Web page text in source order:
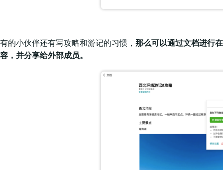
有的小伙伴还有写攻略和游记的习惯， 那么可以通过文档进行
容，并分享给外部成员。